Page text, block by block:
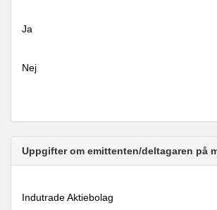
Ja
Nej
Uppgifter om emittenten/deltagaren på
Indutrade Aktiebolag